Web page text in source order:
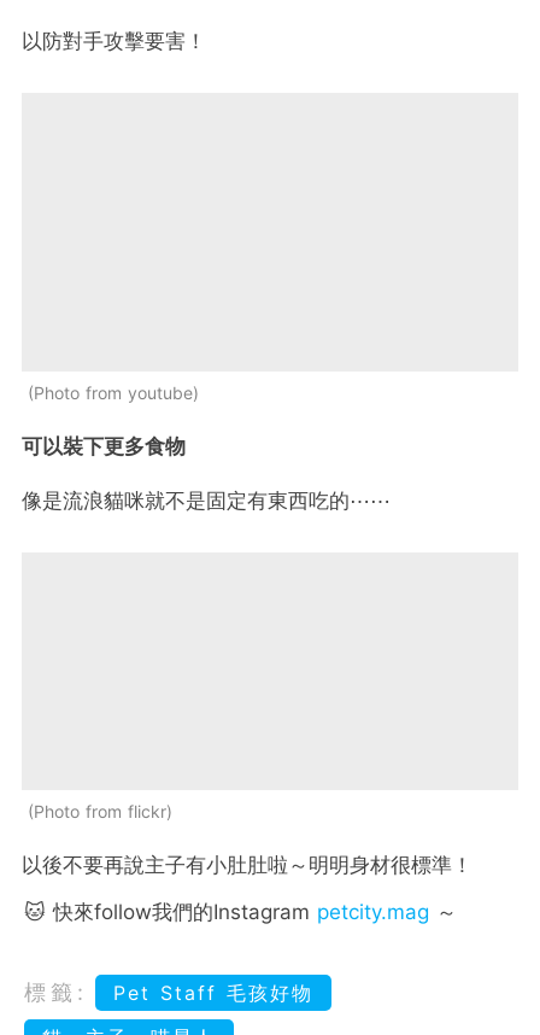
以防對手攻擊要害！
Photo from youtube
可以裝下更多食物
像是流浪貓咪就不是固定有東西吃的⋯⋯
Photo from flickr
以後不要再說主子有小肚肚啦～明明身材很標準！
🐱 快來follow我們的Instagram petcity.mag ～
標籤:
Pet Staff 毛孩好物